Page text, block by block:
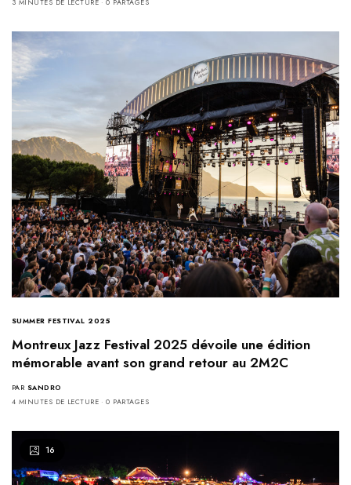
SUMMER FESTIVAL 2025
Montreux Jazz Festival 2025 dévoile une édition
mémorable avant son grand retour au 2M2C
PAR SANDRO
4 MINUTES DE LECTURE
0 PARTAGES
16